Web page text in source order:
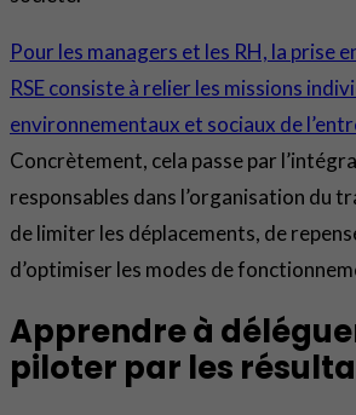
Pour les managers et les RH, la prise
RSE consiste à relier les missions
environnementaux et sociaux de
Concrètement, cela passe par
responsables dans l’organisation du
de limiter les déplacements, de
d’optimiser les modes de
Apprendre à
piloter par les